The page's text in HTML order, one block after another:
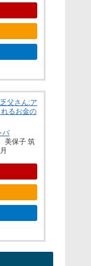
父さん:ア
るお金の
バ
美保子 筑